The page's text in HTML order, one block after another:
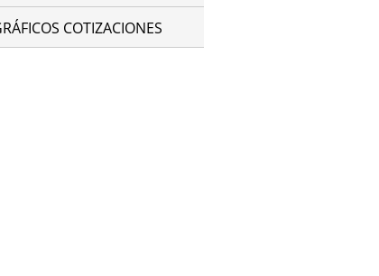
COTIZACIONES